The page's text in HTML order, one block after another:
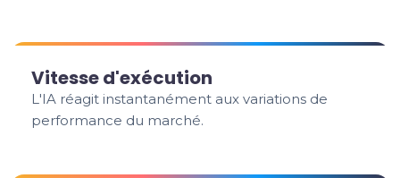
Vitesse d'exécution
L'IA réagit instantanément aux variations de
performance du marché.